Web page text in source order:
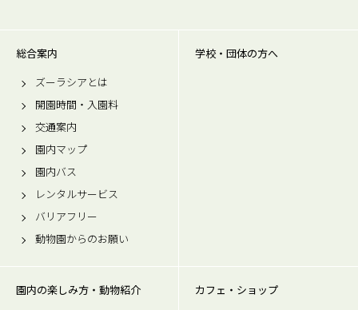
総合案内
ズーラシアとは
開園時間・入園料
交通案内
園内マップ
園内バス
レンタルサービス
バリアフリー
動物園からのお願い
学校・団体の方へ
園内の楽しみ方・動物紹介
カフェ・ショップ